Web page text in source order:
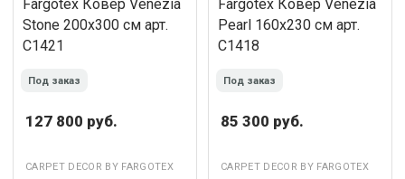
Под заказ
127 800 руб.
CARPET DECOR BY FARGOTEX
Под заказ
85 300 руб.
CARPET DECOR BY FARGOTEX